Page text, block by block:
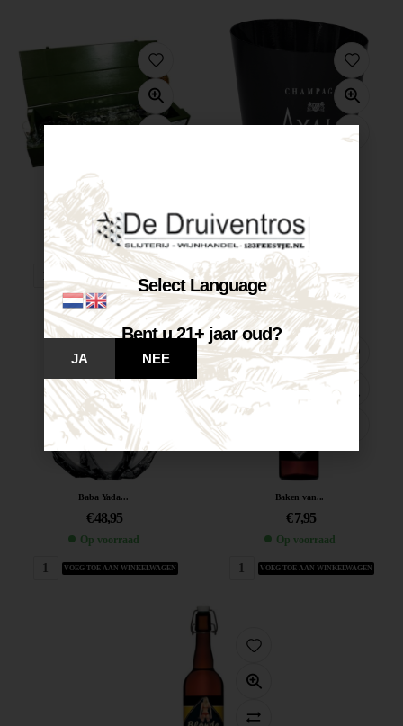
Army Kalashnikov...
€137,95
Op voorraad
VOEG TOE AAN WINKELWAGEN
Niet op voorraad
LEES MEER
Baba Yada...
€48,95
Op voorraad
VOEG TOE AAN WINKELWAGEN
Baken van...
€ 7,95
Op voorraad
VOEG TOE AAN WINKELWAGEN
Select Language
Bent u 21+ jaar oud?
JA NEE